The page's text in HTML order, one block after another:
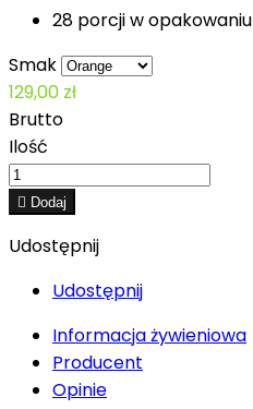
28 porcji w opakowaniu
Smak
129,00 zł
Brutto
Ilość
 Dodaj
Udostępnij
Udostępnij
Informacja żywieniowa
Producent
Opinie